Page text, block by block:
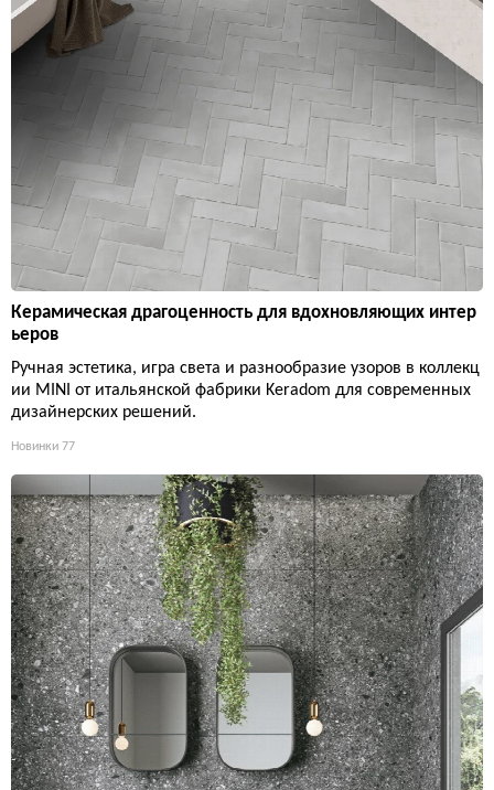
Керамическая драгоценность для вдохновляющих интер
ьеров
Ручная эстетика, игра света и разнообразие узоров в коллекц
ии MINI от итальянской фабрики Keradom для современных
дизайнерских решений.
Новинки 77